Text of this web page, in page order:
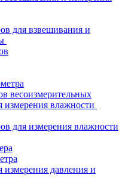
для взвешивания и
весоизмерительных
измерения влажности
для измерения влажности
давления и